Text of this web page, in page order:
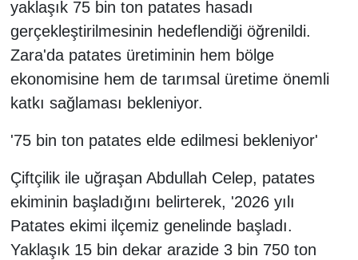
yaklaşık 75 bin ton patates hasadı
gerçekleştirilmesinin hedeflendiği öğrenildi.
Zara'da patates üretiminin hem bölge
ekonomisine hem de tarımsal üretime önemli
katkı sağlaması bekleniyor.
'75 bin ton patates elde edilmesi bekleniyor'
Çiftçilik ile uğraşan Abdullah Celep, patates
ekiminin başladığını belirterek, '2026 yılı
Patates ekimi ilçemiz genelinde başladı.
Yaklaşık 15 bin dekar arazide 3 bin 750 ton